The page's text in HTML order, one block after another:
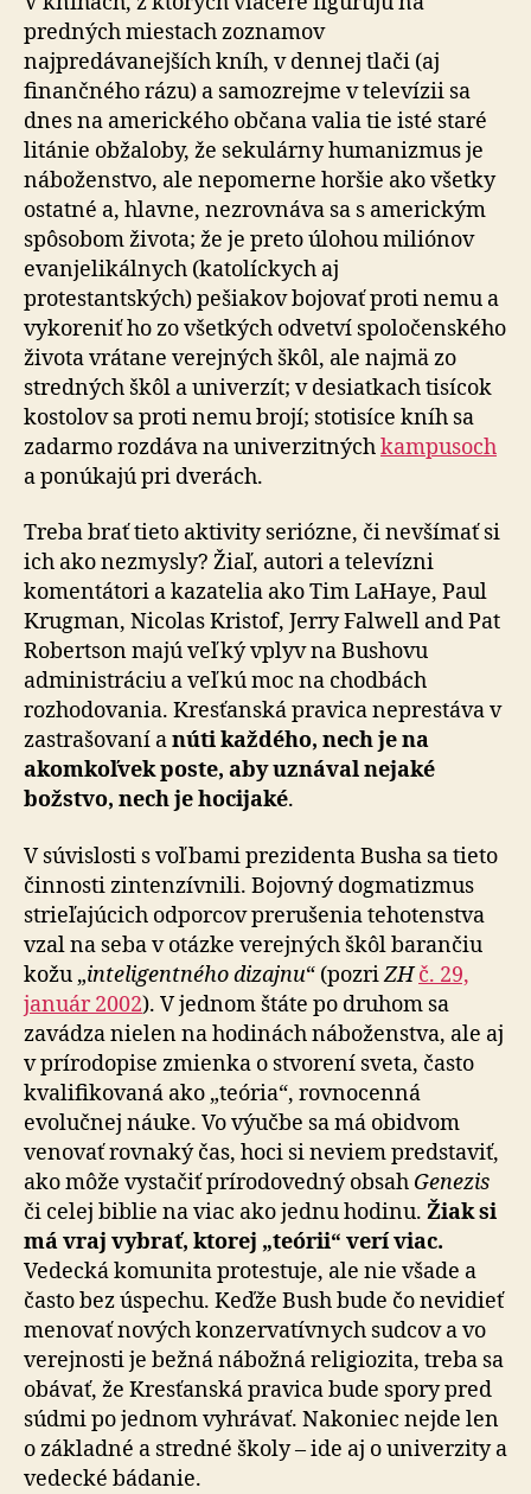
predných miestach zoznamov
najpredávanejších kníh, v dennej tlači (aj
finančného rázu) a samozrejme v televízii sa
dnes na amerického občana valia tie isté staré
litánie obžaloby, že sekulárny humanizmus je
náboženstvo, ale nepomerne horšie ako všetky
ostatné a, hlavne, nezrovnáva sa s americkým
spôsobom života; že je preto úlohou miliónov
evanjelikálnych (katolíckych aj
protestantských) pešiakov bojovať proti nemu a
vykoreniť ho zo všetkých odvetví spoločenského
života vrátane verejných škôl, ale najmä zo
stredných škôl a univerzít; v desiatkach tisícok
kostolov sa proti nemu brojí; stotisíce kníh sa
zadarmo rozdáva na univerzitnýchkampusoch
a ponúkajú pri dverách.
Treba brať tieto aktivity seriózne, či nevšímať si
ich ako nezmysly? Žiaľ, autori a televízni
komentátori a kazatelia ako Tim LaHaye, Paul
Krugman, Nicolas Kristof, Jerry Falwell and Pat
Robertson majú veľký vplyv na Bushovu
administráciu a veľkú moc na chodbách
rozhodovania. Kresťanská pravica neprestáva v
zastrašovaní anúti každého, nech je na
akomkoľvek poste, aby uznával nejaké
božstvo, nech je hocijaké.
V súvislosti s voľbami prezidenta Busha sa tieto
činnosti zintenzívnili. Bojovný dogmatizmus
strieľajúcich odporcov prerušenia tehotenstva
vzal na seba v otázke verejných škôl barančiu
kožu „inteligentného dizajnu“ (pozriZH č. 29,
január 2002). V jednom štáte po druhom sa
zavádza nielen na hodinách náboženstva, ale aj
v prírodopise zmienka o stvorení sveta, často
kvalifikovaná ako „teória“, rovnocenná
evolučnej náuke. Vo výučbe sa má obidvom
venovať rovnaký čas, hoci si neviem pred­sta­viť,
ako môže vystačiť prírodovedný obsah Genezis
či celej biblie na viac ako jednu hodinu. Žiak si
má vraj vybrať, ktorej „teórii“ verí viac.
Vedecká komunita protestuje, ale nie všade a
často bez úspechu. Keďže Bush bude čo nevidieť
menovať nových konzervatívnych sudcov a vo
verejnosti je bežná nábožná religiozita, treba sa
obávať, že Kresťanská pravica bude spory pred
súdmi po jednom vyhrávať. Nakoniec nejde len
o základné a stredné školy – ide aj o univerzity a
vedecké bádanie.